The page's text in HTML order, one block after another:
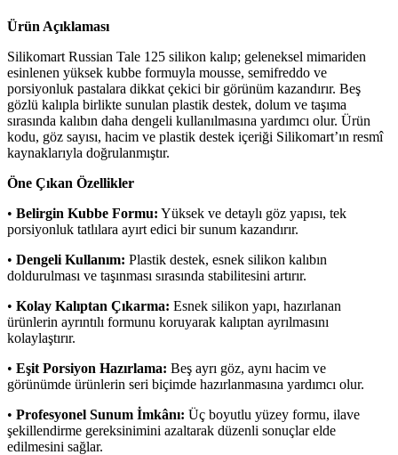
Ürün Açıklaması
Silikomart Russian Tale 125 silikon kalıp; geleneksel mimariden
esinlenen yüksek kubbe formuyla mousse, semifreddo ve
porsiyonluk pastalara dikkat çekici bir görünüm kazandırır. Beş
gözlü kalıpla birlikte sunulan plastik destek, dolum ve taşıma
sırasında kalıbın daha dengeli kullanılmasına yardımcı olur. Ürün
kodu, göz sayısı, hacim ve plastik destek içeriği Silikomart’ın resmî
kaynaklarıyla doğrulanmıştır.
Öne Çıkan Özellikler
• Belirgin Kubbe Formu: Yüksek ve detaylı göz yapısı, tek
porsiyonluk tatlılara ayırt edici bir sunum kazandırır.
• Dengeli Kullanım: Plastik destek, esnek silikon kalıbın
doldurulması ve taşınması sırasında stabilitesini artırır.
• Kolay Kalıptan Çıkarma: Esnek silikon yapı, hazırlanan
ürünlerin ayrıntılı formunu koruyarak kalıptan ayrılmasını
kolaylaştırır.
• Eşit Porsiyon Hazırlama: Beş ayrı göz, aynı hacim ve
görünümde ürünlerin seri biçimde hazırlanmasına yardımcı olur.
• Profesyonel Sunum İmkânı: Üç boyutlu yüzey formu, ilave
şekillendirme gereksinimini azaltarak düzenli sonuçlar elde
edilmesini sağlar.